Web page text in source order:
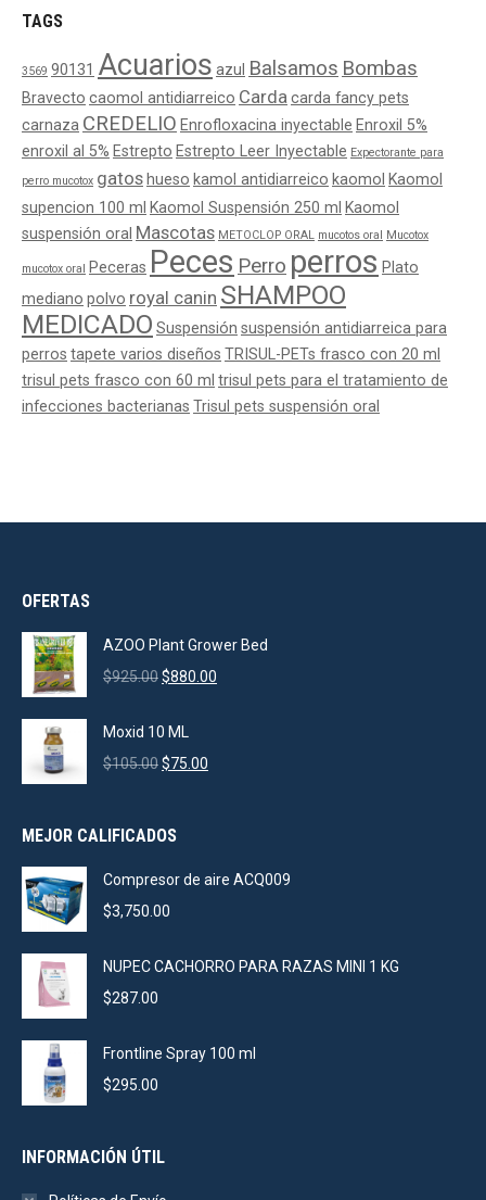
TAGS
3569 90131 Acuarios azul Balsamos Bombas
Bravecto caomol antidiarreico Cardacarda fancy pets
carnaza CREDELIO Enrofloxacina inyectable Enroxil 5%
enroxil al 5% Estrepto Estrepto Leer Inyectable Expectorante para
perro mucotox gatos hueso kamol antidiarreico kaomol Kaomol
supencion 100 ml Kaomol Suspensión 250 ml Kaomol
suspensión oral Mascotas METOCLOP ORAL mucotos oral Mucotox
mucotox oral Peceras Peces Perro perros Plato
mediano polvo royal canin SHAMPOO
MEDICADO Suspensión suspensión antidiarreica para
perros tapete varios diseños TRISUL-PETs frasco con 20 ml
trisul pets frasco con 60 ml trisul pets para el tratamiento de
infecciones bacterianas Trisul pets suspensión oral
OFERTAS
AZOO Plant Grower Bed
$925.00Original
was:
$925.00.
$880.00
Moxid 10 ML
$105.00Original
$105.00.
$75.00
MEJOR CALIFICADOS
Compresor de aire ACQ009
$3,750.00
NUPEC CACHORRO PARA RAZAS MINI 1 KG
$287.00
Frontline Spray 100 ml
$295.00
INFORMACIÓN ÚTIL